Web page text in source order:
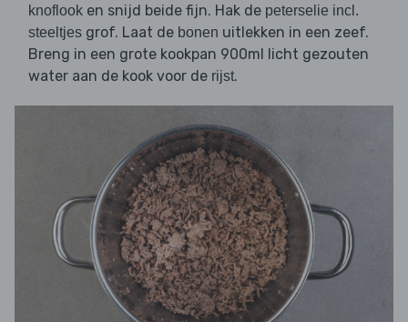
knoflook en snijd beide fijn. Hak de peterselie incl.
steeltjes grof. Laat de bonen uitlekken in een zeef.
Breng in een grote kookpan 900ml licht gezouten
water aan de kook voor de rijst.